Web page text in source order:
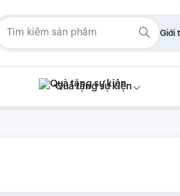
Giới
Quà tặng sự kiện